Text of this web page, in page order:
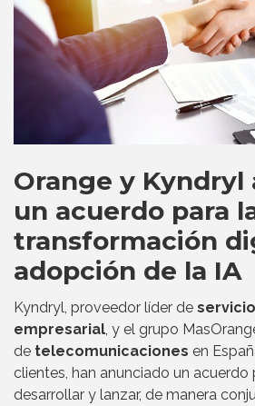
Orange y Kyndryl
un acuerdo para
transformación
adopción de la IA
Kyndryl, proveedor líder de
empresarial , y el grupo
de telecomunicaciones en
clientes, han anunciado un acuerdo
desarrollar y lanzar, de manera